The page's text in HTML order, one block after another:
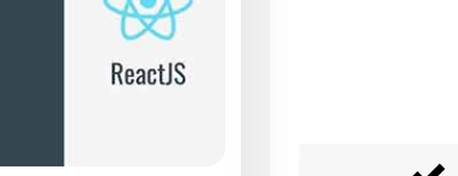
48
Router - No Match 404